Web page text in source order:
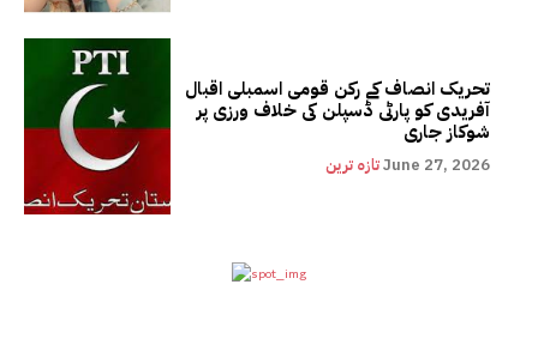
تحریک انصاف کے رکن قومی اسمبلی اقبال
آفریدی کو پارٹی ڈسپلن کی خلاف ورزی پر
شوکاز جاری
تازہ ترینJune 27, 2026